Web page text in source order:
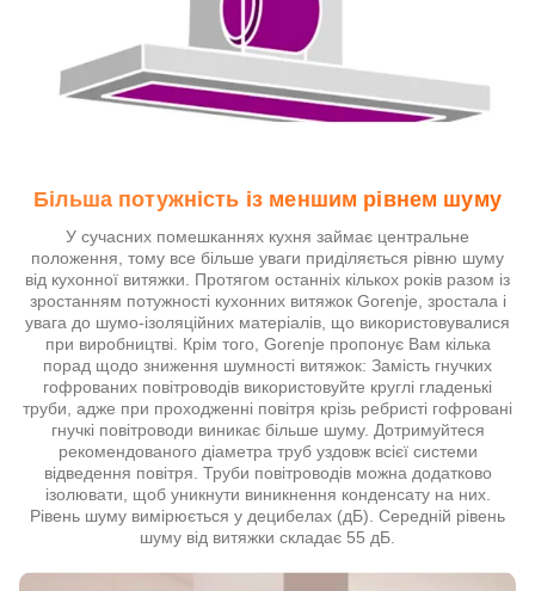
Більша потужність із меншим рівнем шуму
У сучасних помешканнях кухня займає центральне
положення, тому все більше уваги приділяється рівню шуму
від кухонної витяжки. Протягом останніх кількох років разом із
зростанням потужності кухонних витяжок Gorenje, зростала і
увага до шумо-ізоляційних матеріалів, що використовувалися
при виробництві. Крім того, Gorenje пропонує Вам кілька
порад щодо зниження шумності витяжок: Замість гнучких
гофрованих повітроводів використовуйте круглі гладенькі
труби, адже при проходженні повітря крізь ребристі гофровані
гнучкі повітроводи виникає більше шуму. Дотримуйтеся
рекомендованого діаметра труб уздовж всієї системи
відведення повітря. Труби повітроводів можна додатково
ізолювати, щоб уникнути виникнення конденсату на них.
Рівень шуму вимірюється у децибелах (дБ). Середній рівень
шуму від витяжки складає 55 дБ.